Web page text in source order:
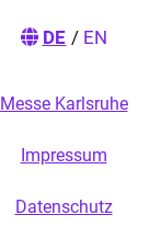
DE / EN
Messe Karlsruhe
Impressum
Datenschutz